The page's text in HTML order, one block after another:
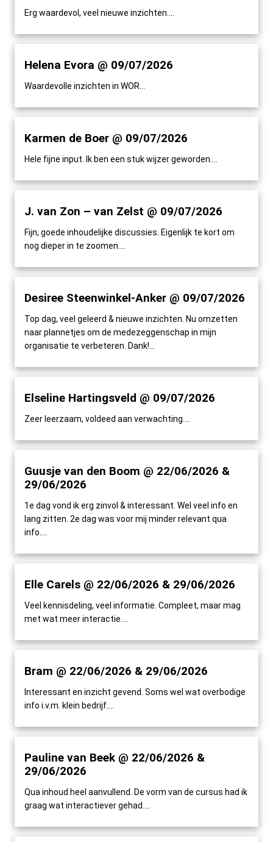
Erg waardevol, veel nieuwe inzichten....
Helena Evora @ 09/07/2026
Waardevolle inzichten in WOR...
Karmen de Boer @ 09/07/2026
Hele fijne input. Ik ben een stuk wijzer geworden....
J. van Zon – van Zelst @ 09/07/2026
Fijn, goede inhoudelijke discussies. Eigenlijk te kort om
nog dieper in te zoomen....
Desiree Steenwinkel-Anker @ 09/07/2026
Top dag, veel geleerd & nieuwe inzichten. Nu omzetten
naar plannetjes om de medezeggenschap in mijn
organisatie te verbeteren. Dank!...
Elseline Hartingsveld @ 09/07/2026
Zeer leerzaam, voldeed aan verwachting....
Guusje van den Boom @ 22/06/2026 &
29/06/2026
1e dag vond ik erg zinvol & interessant. Wel veel info en
lang zitten. 2e dag was voor mij minder relevant qua
info....
Elle Carels @ 22/06/2026 & 29/06/2026
Veel kennisdeling, veel informatie. Compleet, maar mag
met wat meer interactie....
Bram @ 22/06/2026 & 29/06/2026
Interessant en inzicht gevend. Soms wel wat overbodige
info i.v.m. klein bedrijf....
Pauline van Beek @ 22/06/2026 &
29/06/2026
Qua inhoud heel aanvullend. De vorm van de cursus had ik
graag wat interactiever gehad....